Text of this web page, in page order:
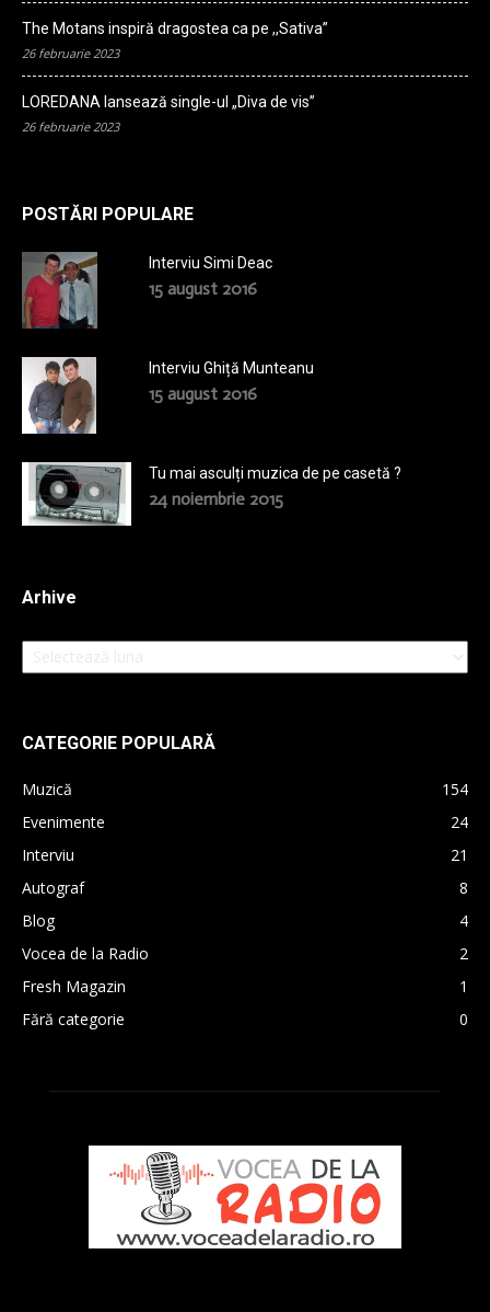
The Motans inspiră dragostea ca pe ,,Sativa”
26 februarie 2023
LOREDANA lansează single-ul „Diva de vis”
26 februarie 2023
POSTĂRI POPULARE
Interviu Simi Deac
15 august 2016
Interviu Ghiță Munteanu
15 august 2016
Tu mai asculți muzica de pe casetă ?
24 noiembrie 2015
Arhive
Arhive
CATEGORIE POPULARĂ
Muzică
154
Evenimente
24
Interviu
21
Autograf
8
Blog
4
Vocea de la Radio
2
Fresh Magazin
1
Fără categorie
0